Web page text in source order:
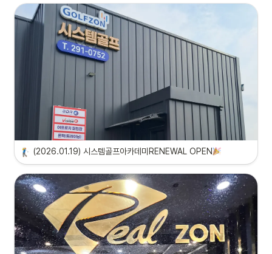
(2026.01.19) 시스템골프아카데미RENEWAL OPEN